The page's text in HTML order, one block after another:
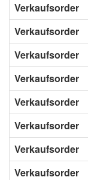
Verkaufsorder
Verkaufsorder
Verkaufsorder
Verkaufsorder
Verkaufsorder
Verkaufsorder
Verkaufsorder
Verkaufsorder